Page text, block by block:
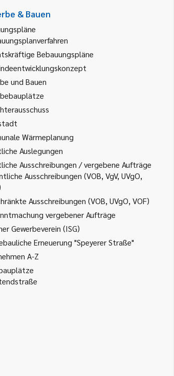
& Bauen
Bebauungspläne
und Bauen
Wärmeplanung
Auslegungen
Ausschreibungen / vergebene Aufträge
Ausschreibungen (VOB, VgV, UVgO,
Ausschreibungen (VOB, UVgO, VOF)
vergebener Aufträge
Gewerbeverein (ISG)
Erneuerung "Speyerer Straße"
A-Z